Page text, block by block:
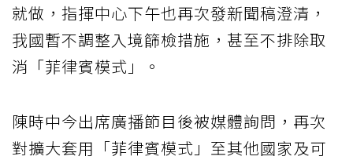
就做，指揮中心下午也再次發新聞稿澄清，
我國暫不調整入境篩檢措施，甚至不排除取
消「菲律賓模式」。
陳時中今出席廣播節目後被媒體詢問，再次
對擴大套用「菲律賓模式」至其他國家及可